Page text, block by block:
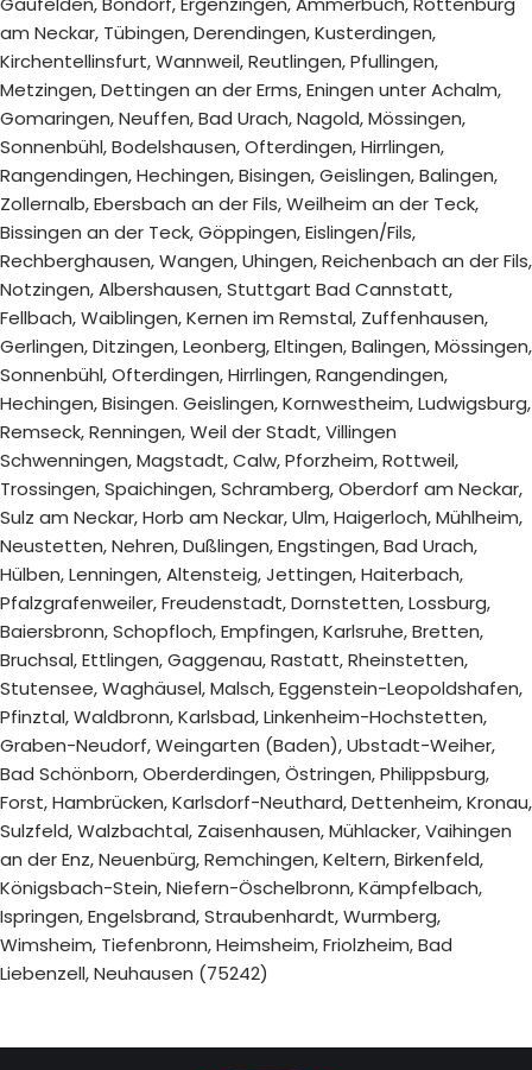
am Neckar, Tübingen, Derendingen, Kusterdingen,
Kirchentellinsfurt, Wannweil, Reutlingen, Pfullingen,
Metzingen, Dettingen an der Erms, Eningen unter Achalm,
Gomaringen, Neuffen, Bad Urach, Nagold, Mössingen,
Sonnenbühl, Bodelshausen, Ofterdingen, Hirrlingen,
Rangendingen, Hechingen, Bisingen, Geislingen, Balingen,
Zollernalb, Ebersbach an der Fils, Weilheim an der Teck,
Bissingen an der Teck, Göppingen, Eislingen/Fils,
Rechberghausen, Wangen, Uhingen, Reichenbach an der Fils,
Notzingen, Albershausen, Stuttgart Bad Cannstatt,
Fellbach, Waiblingen, Kernen im Remstal, Zuffenhausen,
Gerlingen, Ditzingen, Leonberg, Eltingen, Balingen, Mössingen,
Sonnenbühl, Ofterdingen, Hirrlingen, Rangendingen,
Hechingen, Bisingen. Geislingen, Kornwestheim, Ludwigsburg,
Remseck, Renningen, Weil der Stadt, Villingen
Schwenningen, Magstadt, Calw, Pforzheim, Rottweil,
Trossingen, Spaichingen, Schramberg, Oberdorf am Neckar,
Sulz am Neckar, Horb am Neckar, Ulm, Haigerloch, Mühlheim,
Neustetten, Nehren, Dußlingen, Engstingen, Bad Urach,
Hülben, Lenningen, Altensteig, Jettingen, Haiterbach,
Pfalzgrafenweiler, Freudenstadt, Dornstetten, Lossburg,
Baiersbronn, Schopfloch, Empfingen, Karlsruhe, Bretten,
Bruchsal, Ettlingen, Gaggenau, Rastatt, Rheinstetten,
Stutensee, Waghäusel, Malsch, Eggenstein-Leopoldshafen,
Pfinztal, Waldbronn, Karlsbad, Linkenheim-Hochstetten,
Graben-Neudorf, Weingarten (Baden), Ubstadt-Weiher,
Bad Schönborn, Oberderdingen, Östringen, Philippsburg,
Forst, Hambrücken, Karlsdorf-Neuthard, Dettenheim, Kronau,
Sulzfeld, Walzbachtal, Zaisenhausen, Mühlacker, Vaihingen
an der Enz, Neuenbürg, Remchingen, Keltern, Birkenfeld,
Königsbach-Stein, Niefern-Öschelbronn, Kämpfelbach,
Ispringen, Engelsbrand, Straubenhardt, Wurmberg,
Wimsheim, Tiefenbronn, Heimsheim, Friolzheim, Bad
Liebenzell, Neuhausen (75242)